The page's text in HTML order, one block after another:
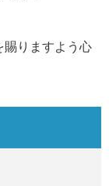
賜りますよう心